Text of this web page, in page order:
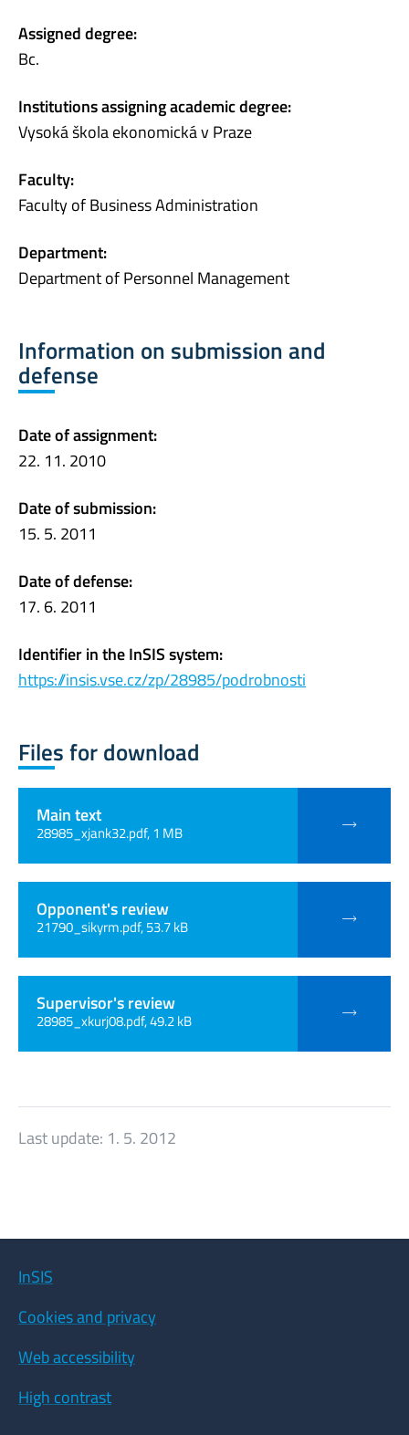
Assigned degree:
Bc.
Institutions assigning academic degree:
Vysoká škola ekonomická v Praze
Faculty:
Faculty of Business Administration
Department:
Department of Personnel Management
Information on submission and
defense
Date of assignment:
22. 11. 2010
Date of submission:
15. 5. 2011
Date of defense:
17. 6. 2011
Identifier in the InSIS system:
https://insis.vse.cz/zp/28985/podrobnosti
Files for download
Main text
28985_xjank32.pdf, 1 MB
Opponent's review
21790_sikyrm.pdf, 53.7 kB
Supervisor's review
28985_xkurj08.pdf, 49.2 kB
Last update: 1. 5. 2012
InSIS
Cookies and privacy
Web accessibility
High contrast